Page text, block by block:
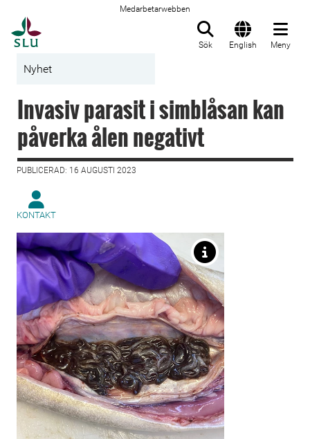
Medarbetarwebben
Sök English Meny
Nyhet
Invasiv parasit i simblåsan kan
påverka ålen negativt
PUBLICERAD: 16 AUGUSTI 2023
KONTAKT